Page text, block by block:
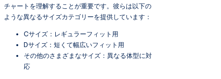
チャートを理解することが重要です。彼らは以下の
ような異なるサイズカテゴリーを提供しています：
Cサイズ：レギュラーフィット用
Dサイズ：短くて幅広いフィット用
その他のさまざまなサイズ：異なる体型に対
応